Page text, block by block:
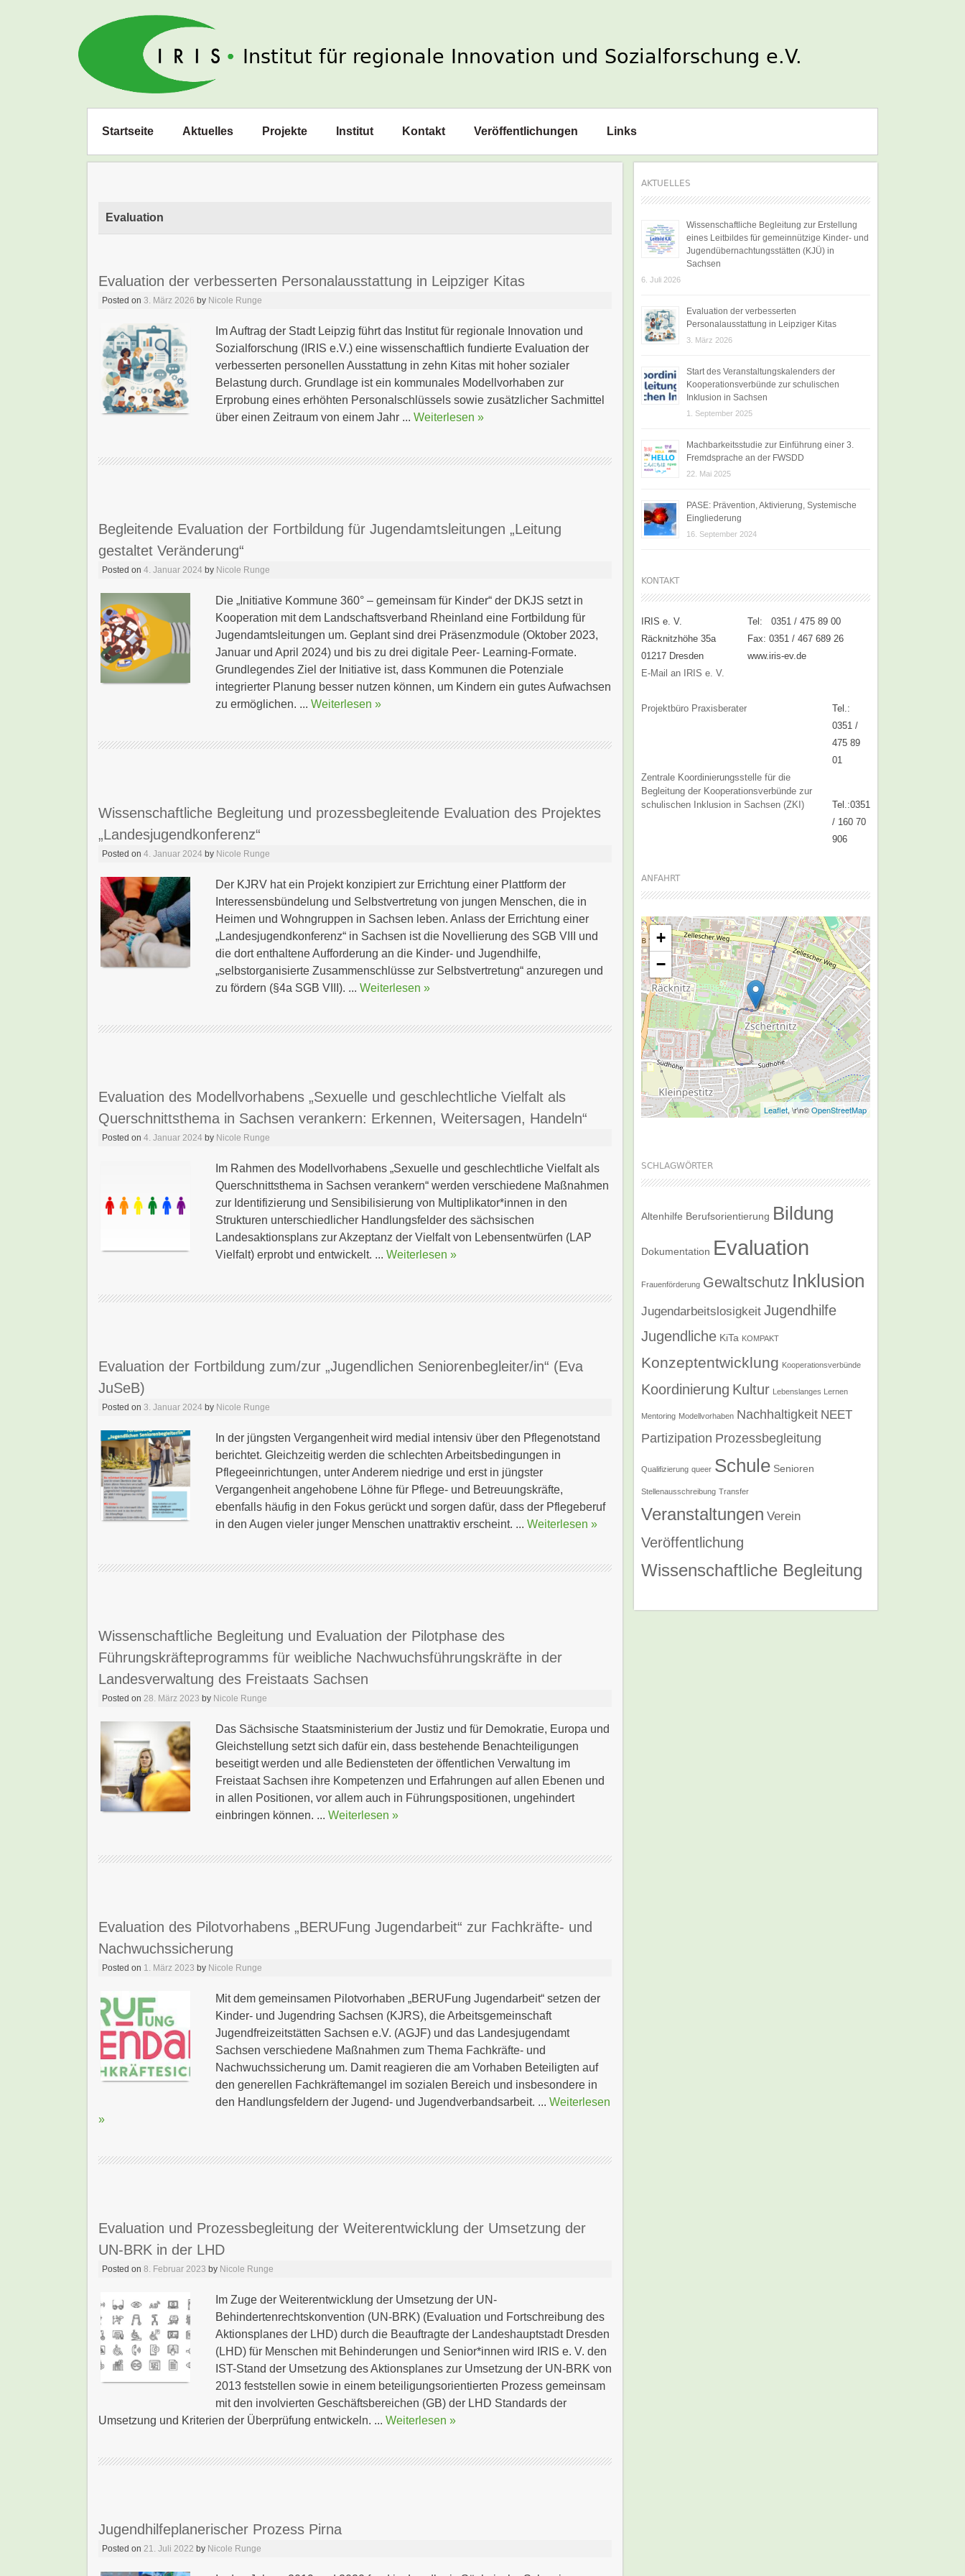
IRIS e. V.
Zum
springen
Startseite Aktuelles Projekte Institut Kontakt Veröffentlichungen Links
Evaluation
Evaluation der verbesserten Personalausstattung in Leipziger Kitas
Posted on 3. März 2026 by Nicole Runge
Im Auftrag der Stadt Leipzig führt das Institut für regionale Innovation und
Sozialforschung (IRIS e.V.) eine wissenschaftlich fundierte Evaluation der
verbesserten personellen Ausstattung in zehn Kitas mit hoher sozialer
Belastung durch. Grundlage ist ein kommunales Modellvorhaben zur
Erprobung eines erhöhten Personalschlüssels sowie zusätzlicher Sachmittel
über einen Zeitraum von einem Jahr ... Weiterlesen »
Begleitende Evaluation der Fortbildung für Jugendamtsleitungen „Leitung
gestaltet Veränderung“
Posted on 4. Januar 2024 by Nicole Runge
Die „Initiative Kommune 360° – gemeinsam für Kinder“ der DKJS setzt in
Kooperation mit dem Landschaftsverband Rheinland eine Fortbildung für
Jugendamtsleitungen um. Geplant sind drei Präsenzmodule (Oktober 2023,
Januar und April 2024) und bis zu drei digitale Peer- Learning-Formate.
Grundlegendes Ziel der Initiative ist, dass Kommunen die Potenziale
integrierter Planung besser nutzen können, um Kindern ein gutes Aufwachsen
zu ermöglichen. ... Weiterlesen »
Wissenschaftliche Begleitung und prozessbegleitende Evaluation des Projektes
„Landesjugendkonferenz“
Posted on 4. Januar 2024 by Nicole Runge
Der KJRV hat ein Projekt konzipiert zur Errichtung einer Plattform der
Interessensbündelung und Selbstvertretung von jungen Menschen, die in
Heimen und Wohngruppen in Sachsen leben. Anlass der Errichtung einer
„Landesjugendkonferenz“ in Sachsen ist die Novellierung des SGB VIII und
die dort enthaltene Aufforderung an die Kinder- und Jugendhilfe,
„selbstorganisierte Zusammenschlüsse zur Selbstvertretung“ anzuregen und
zu fördern (§4a SGB VIII). ... Weiterlesen »
Evaluation des Modellvorhabens „Sexuelle und geschlechtliche Vielfalt als
Querschnittsthema in Sachsen verankern: Erkennen, Weitersagen, Handeln“
Posted on 4. Januar 2024 by Nicole Runge
Im Rahmen des Modellvorhabens „Sexuelle und geschlechtliche Vielfalt als
Querschnittsthema in Sachsen verankern“ werden verschiedene Maßnahmen
zur Identifizierung und Sensibilisierung von Multiplikator*innen in den
Strukturen unterschiedlicher Handlungsfelder des sächsischen
Landesaktionsplans zur Akzeptanz der Vielfalt von Lebensentwürfen (LAP
Vielfalt) erprobt und entwickelt. ... Weiterlesen »
Evaluation der Fortbildung zum/zur „Jugendlichen Seniorenbegleiter/in“ (Eva
JuSeB)
Posted on 3. Januar 2024 by Nicole Runge
In der jüngsten Vergangenheit wird medial intensiv über den Pflegenotstand
berichtet. Gleichzeitig werden die schlechten Arbeitsbedingungen in
Pflegeeinrichtungen, unter Anderem niedrige und erst in jüngster
Vergangenheit angehobene Löhne für Pflege- und Betreuungskräfte,
ebenfalls häufig in den Fokus gerückt und sorgen dafür, dass der Pflegeberuf
in den Augen vieler junger Menschen unattraktiv erscheint. ... Weiterlesen »
Wissenschaftliche Begleitung und Evaluation der Pilotphase des
Führungskräfteprogramms für weibliche Nachwuchsführungskräfte in der
Landesverwaltung des Freistaats Sachsen
Posted on 28. März 2023 by Nicole Runge
Das Sächsische Staatsministerium der Justiz und für Demokratie, Europa und
Gleichstellung setzt sich dafür ein, dass bestehende Benachteiligungen
beseitigt werden und alle Bediensteten der öffentlichen Verwaltung im
Freistaat Sachsen ihre Kompetenzen und Erfahrungen auf allen Ebenen und
in allen Positionen, vor allem auch in Führungspositionen, ungehindert
einbringen können. ... Weiterlesen »
Evaluation des Pilotvorhabens „BERUFung Jugendarbeit“ zur Fachkräfte- und
Nachwuchssicherung
Posted on 1. März 2023 by Nicole Runge
Mit dem gemeinsamen Pilotvorhaben „BERUFung Jugendarbeit“ setzen der
Kinder- und Jugendring Sachsen (KJRS), die Arbeitsgemeinschaft
Jugendfreizeitstätten Sachsen e.V. (AGJF) und das Landesjugendamt
Sachsen verschiedene Maßnahmen zum Thema Fachkräfte- und
Nachwuchssicherung um. Damit reagieren die am Vorhaben Beteiligten auf
den generellen Fachkräftemangel im sozialen Bereich und insbesondere in
den Handlungsfeldern der Jugend- und Jugendverbandsarbeit. ... Weiterlesen
»
Evaluation und Prozessbegleitung der Weiterentwicklung der Umsetzung der
UN-BRK in der LHD
Posted on 8. Februar 2023 by Nicole Runge
Im Zuge der Weiterentwicklung der Umsetzung der UN-
Behindertenrechtskonvention (UN-BRK) (Evaluation und Fortschreibung des
Aktionsplanes der LHD) durch die Beauftragte der Landeshauptstadt Dresden
(LHD) für Menschen mit Behinderungen und Senior*innen wird IRIS e. V. den
IST-Stand der Umsetzung des Aktionsplanes zur Umsetzung der UN-BRK von
2013 feststellen sowie in einem beteiligungsorientierten Prozess gemeinsam
mit den involvierten Geschäftsbereichen (GB) der LHD Standards der
Umsetzung und Kriterien der Überprüfung entwickeln. ... Weiterlesen »
Jugendhilfeplanerischer Prozess Pirna
Posted on 21. Juli 2022 by Nicole Runge
AKTUELLES
Wissenschaftliche Begleitung zur Erstellung
eines Leitbildes für gemeinnützige Kinder- und
Jugendübernachtungsstätten (KJÜ) in
Sachsen
6. Juli 2026
Evaluation der verbesserten
Personalausstattung in Leipziger Kitas
3. März 2026
Start des Veranstaltungskalenders der
Kooperationsverbünde zur schulischen
Inklusion in Sachsen
1. September 2025
Machbarkeitsstudie zur Einführung einer 3.
Fremdsprache an der FWSDD
22. Mai 2025
PASE: Prävention, Aktivierung, Systemische
Eingliederung
16. September 2024
KONTAKT
IRIS e. V.
Tel: 0351 / 475 89 00
Räcknitzhöhe 35a
Fax: 0351 / 467 689 26
01217 Dresden
www.iris-ev.de
E-Mail an IRIS e. V.
Projektbüro Praxisberater
Tel.:
0351 /
475 89
01
Zentrale Koordinierungsstelle für die
Begleitung der Kooperationsverbünde zur
schulischen Inklusion in Sachsen (ZKI)
Tel.:0351
/ 160 70
906
ANFAHRT
+
−
Leaflet, \r\n©OpenStreetMap
SCHLAGWÖRTER
Altenhilfe Berufsorientierung Bildung
Dokumentation Evaluation
Frauenförderung Gewaltschutz Inklusion
Jugendarbeitslosigkeit Jugendhilfe
Jugendliche KiTa KOMPAKT
Konzeptentwicklung Kooperationsverbünde
Koordinierung Kultur Lebenslanges Lernen
Mentoring Modellvorhaben Nachhaltigkeit NEET
Partizipation Prozessbegleitung
Qualifizierung queer Schule Senioren
Stellenausschreibung Transfer
Veranstaltungen Verein
Veröffentlichung
Wissenschaftliche Begleitung